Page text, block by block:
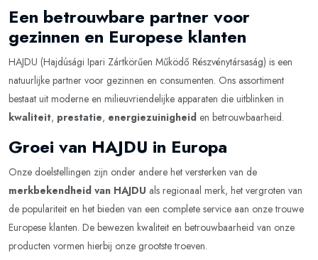
Een betrouwbare partner voor
gezinnen en Europese klanten
HAJDU (Hajdúsági Ipari Zártkörűen Működő Részvénytársaság) is een
natuurlijke partner voor gezinnen en consumenten. Ons assortiment
bestaat uit moderne en milieuvriendelijke apparaten die uitblinken in
kwaliteit, prestatie, energiezuinigheid en betrouwbaarheid.
Groei van HAJDU in Europa
Onze doelstellingen zijn onder andere het versterken van de
merkbekendheid van HAJDU als regionaal merk, het vergroten van
de populariteit en het bieden van een complete service aan onze trouwe
Europese klanten. De bewezen kwaliteit en betrouwbaarheid van onze
producten vormen hierbij onze grootste troeven.